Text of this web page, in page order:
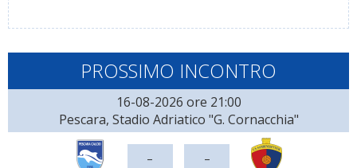
PROSSIMO INCONTRO
16-08-2026 ore 21:00
Pescara, Stadio Adriatico "G. Cornacchia"
- -